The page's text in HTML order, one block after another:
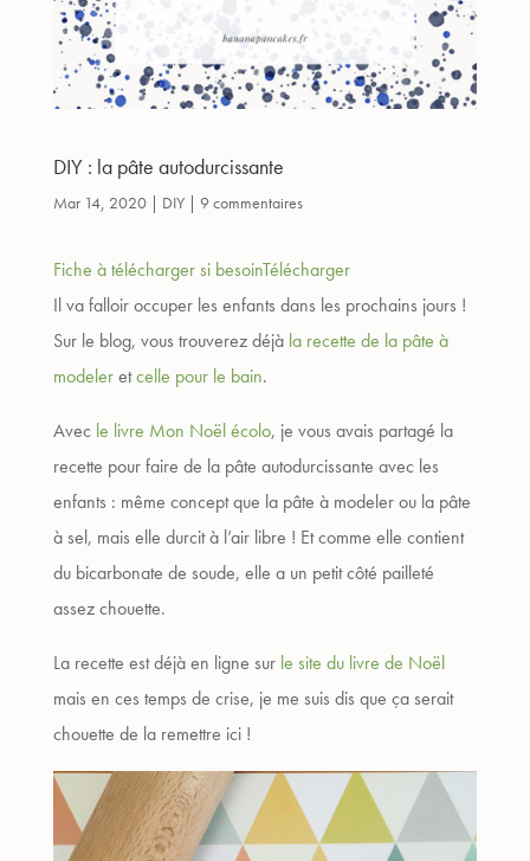
DIY : la pâte autodurcissante
Mar 14, 2020| DIY| 9 commentaires
Fiche à télécharger si besoinTélécharger
Il va falloir occuper les enfants dans les prochains jours !
Sur le blog, vous trouverez déjà la recette de la pâte à
modeleretcelle pour le bain.
Avec le livre Mon Noël écolo, je vous avais partagé la
recette pour faire de la pâte autodurcissante avec les
enfants : même concept que la pâte à modeler ou la pâte
à sel, mais elle durcit à l’air libre ! Et comme elle contient
du bicarbonate de soude, elle a un petit côté pailleté
assez chouette.
La recette est déjà en ligne sur le site du livre de Noël
mais en ces temps de crise, je me suis dis que ça serait
chouette de la remettre ici !